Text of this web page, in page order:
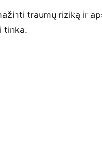
traumų riziką ir
tinka: